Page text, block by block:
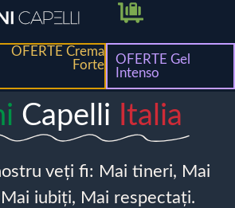
OFERTE Crema
Forte
OFERTE Gel
Intenso
Capelli Italia
veți fi: Mai tineri, Mai
iubiți, Mai respectați.